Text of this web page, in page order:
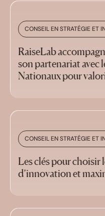
CONSEIL EN STRATÉGIE ET
RaiseLab
son partenariat avec
Nationaux pour
CONSEIL EN STRATÉGIE ET
Les clés pour choisir
d’innovation et